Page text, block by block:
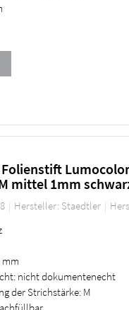
Folienstift
mittel 1mm
Hersteller: Staedtler
mm
nicht dokumentenecht
der Strichstärke: M